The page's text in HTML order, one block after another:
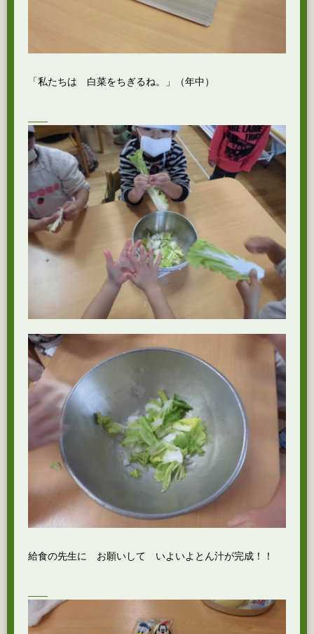
「私たちは 白菜をちぎるね。」（年中）
給食の先生に お願いして いよいよとん汁が完成！！